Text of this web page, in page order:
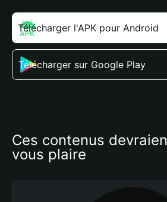
Télécharger l'APK pour Android
Télécharger sur Google Play
Ces contenus
vous plaire